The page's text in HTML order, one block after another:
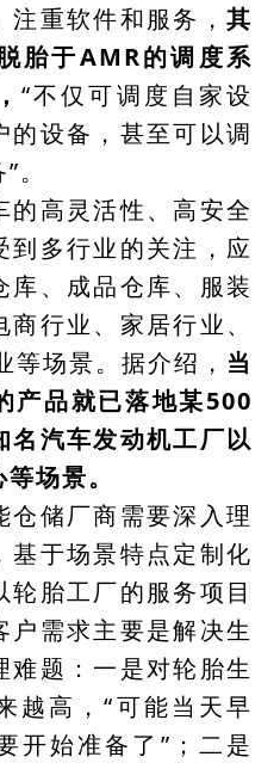
注重软件和服务，其
胎于AMR的调度系
“不仅可调度自家设
的设备，甚至可以调
。
的高灵活性、高安全
到多行业的关注，应
库、成品仓库、服装
行业、家居行业、
等场景。据介绍， 当
产品就已落地某500
名汽车发动机工厂以
场景。
储厂商需要深入理
基于场景特点定制化
胎工厂的服务项目
户需求主要是解决生
难题：一是对轮胎生
越高，“可能当天早
开始准备了”；二是